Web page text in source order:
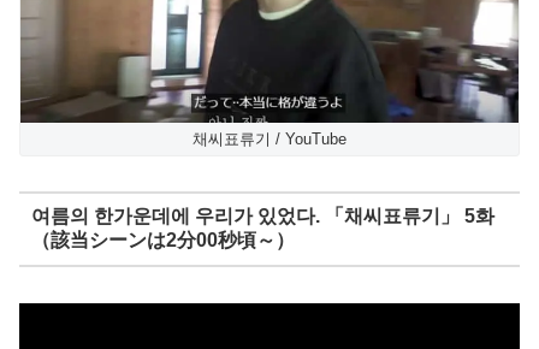
채씨표류기 / YouTube
여름의 한가운데에 우리가 있었다. 「채씨표류기」 5화
（該当シーンは2分00秒頃～）